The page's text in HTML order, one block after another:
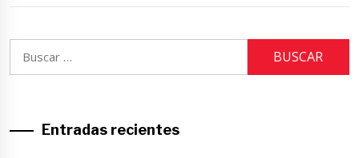
Entradas recientes